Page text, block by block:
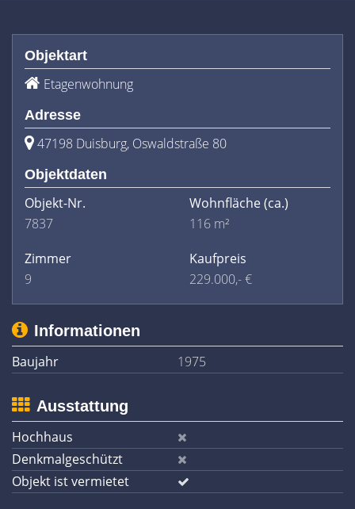
Objektart
Etagenwohnung
Adresse
47198 Duisburg, Oswaldstraße 80
Objektdaten
Objekt-Nr.
7837
Wohnfläche(ca.)
116 m²
Zimmer
9
Kaufpreis
229.000,- €
Informationen
Baujahr
1975
Ausstattung
Hochhaus
Denkmalgeschützt
Objekt ist vermietet